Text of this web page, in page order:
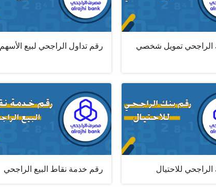
الراجحي تمويل شخصي رقم تداول الراجحي لبيع الأسهم
للاحتيال رقم خدمة نقاط البيع الراجحي